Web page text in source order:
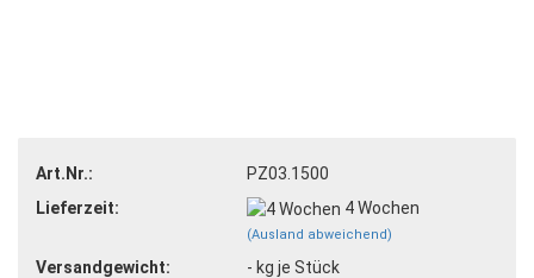
Art.Nr.:
PZ03.1500
Lieferzeit:
4 Wochen
(Ausland abweichend)
Versandgewicht: - kg je Stück